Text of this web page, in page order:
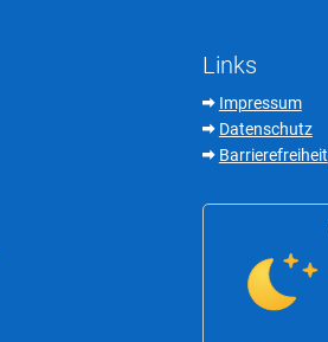
Uhr
Uhr
Uhr
Uhr
Uhr
Links
Impressum
Datenschutz
Barrierefreiheit